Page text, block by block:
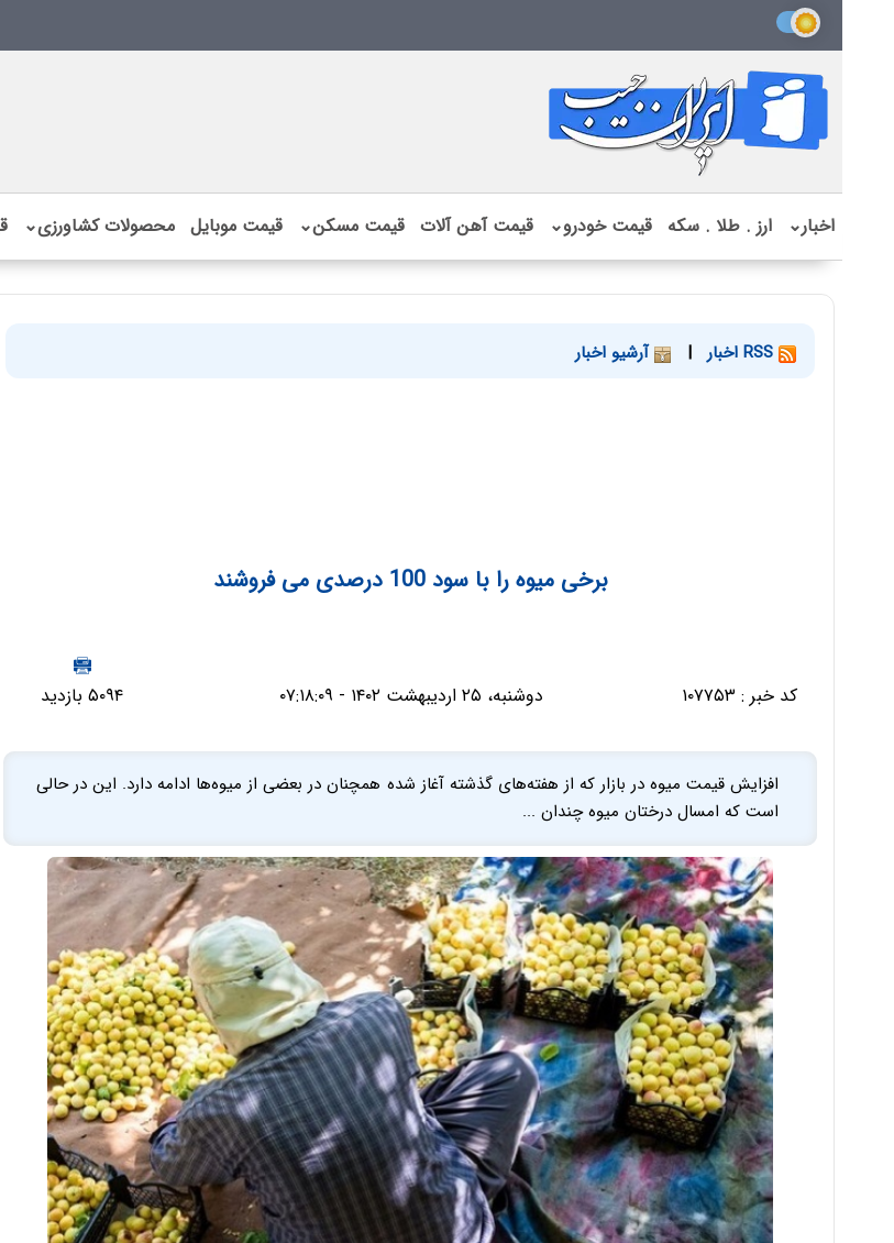
اخبار⌄ ارز . طلا . سکه قیمت خودرو⌄ قیمت آهن آلات قیمت مسکن⌄ قیمت موبایل محصولات کشاورزی⌄
| آرشیو اخبار
برخی میوه را با سود 100 درصدی می فروشند
کد خبر : ۱۰۷۷۵۳ دوشنبه، ۲۵ اردیبهشت ۱۴۰۲ - ۰۷:۱۸:۰۹ ۵۰۹۴ بازدید
افزایش قیمت میوه در بازار که از هفته‌های گذشته آغاز شده همچنان در بعضی از میوه‌ها ادامه دارد. این در حالی
است که امسال درختان میوه چندان ...